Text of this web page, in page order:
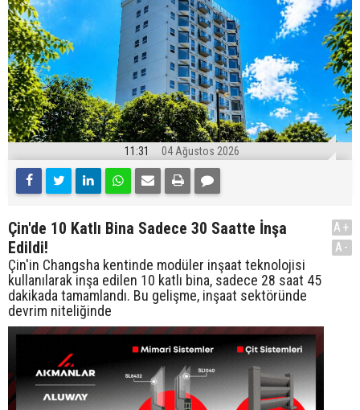
11:31 04 Ağustos 2026
Çin'de 10 Katlı Bina Sadece 30 Saatte İnşa
Edildi!
Çin'in Changsha kentinde modüler inşaat teknolojisi
kullanılarak inşa edilen 10 katlı bina, sadece 28 saat 45
dakikada tamamlandı. Bu gelişme, inşaat sektöründe
devrim niteliğinde
A+
A-